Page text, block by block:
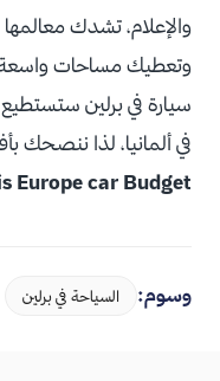
والإعلام، تشدك معالمها
وتعطيك مساحات واسعة
سيارة في برلين
في ألمانيا، لذا ننصحك
Europe car Budget
وسوم: السياحة في برلين